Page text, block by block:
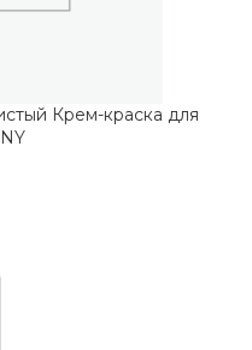
Крем-краска для